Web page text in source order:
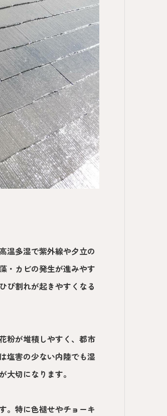
温多湿で紫外線や夕立の
・カビの発生が進みやす
び割れが起きやすくなる
粉が堆積しやすく、都市
塩害の少ない内陸でも湿
切になります。
。特に色褪せやチョーキ